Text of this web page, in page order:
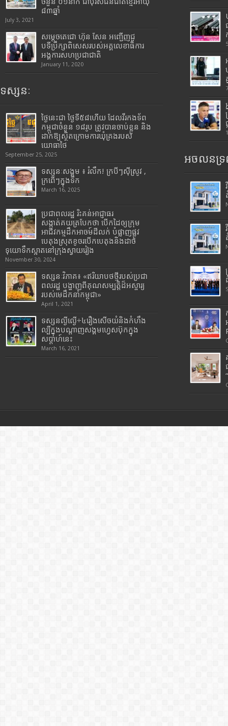
៨៣ឆ្នាំ
July 3, 2021
សម្តេចតេជោ ហ៊ុន សែន អញ្ជើញជួ
បទីប្រឹក្សាពិសេសរបស់អគ្គលេខាធិការ
អង្គការសហប្រជាជាតិ
January 11, 2020
ទស្សនៈ
ថ្ងៃនេះជា ថ្ងៃទី៥៨ហើយ ដែលវីរកងទ័ព
កម្ពុជាចំនួន ១៨រូប ត្រូវបានចាប់ខ្លួន និង
ដាក់ឱ្យស្ថិតក្រោមការឃុំគ្រងរបស់
យោធាថៃ
September 25, 2025
ទស្សនៈសង្គម ៖ រំលឹក! ក្របីៗស៊ីស្រូវ ,
ក្រពើៗក្នុងទឹក
March 16, 2025
ប្រជាពលរដ្ឋ រិះគន់អាជ្ញាធរ
សង្កាត់គយត្របែកថា បើកដៃឲ្យក្រុម
អាជីវកម្មដឹកអាចម៍ដីលក់ បំផ្លាញផ្លូវ
បេតុងស្រុតខូចរបើកបេតុងនិងដាច់
ទុយោទឹកស្អាតនៅក្រុងស្វាយរៀង
November 30, 2024
ទស្សនៈវិភាគ៖ «ឥរិយាបថថ្មីរបស់ប្រជា
ពលរដ្ឋ បង្ហាញពីគុណសម្បត្តិដ៏អស្ចារ្យ
របស់មេដឹកនាំកម្ពុជា»
April 1, 2021
ទស្សនល្ងីល្ងើ÷៤រឿងសើចយំនិងកំហឹង
ល្បីក្នុងបណ្តាញសង្គមហ្វេសប៊ុកក្នុង
សប្តាហ៍នេះ
March 16, 2021
អចលនទ្រ